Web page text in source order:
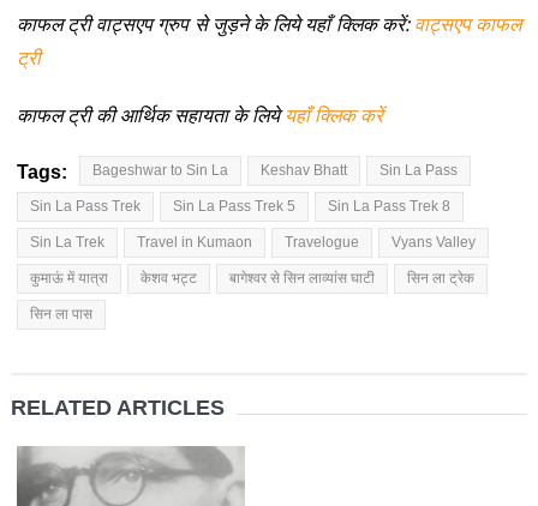
काफल ट्री वाट्सएप ग्रुप से जुड़ने के लिये यहाँ क्लिक करें:वाट्सएप काफल
ट्री
काफल ट्री की आर्थिक सहायता के लियेयहाँ क्लिक करें
Tags: Bageshwar to Sin La Keshav Bhatt Sin La Pass
Sin La Pass Trek Sin La Pass Trek 5 Sin La Pass Trek 8
Sin La Trek Travel in Kumaon Travelogue Vyans Valley
कुमाऊं में यात्रा केशव भट्ट बागेश्वर से सिन लाव्यांस घाटी सिन ला ट्रेक
सिन ला पास
RELATED ARTICLES